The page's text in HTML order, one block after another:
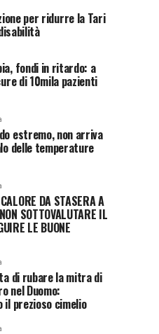
per ridurre la Tari
fondi in ritardo: a
di 10mila pazienti
estremo, non arriva
delle temperature
DA STASERA A
SOTTOVALUTARE IL
LE BUONE
di rubare la mitra di
nel Duomo:
il prezioso cimelio